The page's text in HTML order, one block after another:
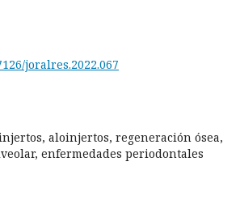
joralres.2022.067
aloinjertos, regeneración ósea,
enfermedades periodontales